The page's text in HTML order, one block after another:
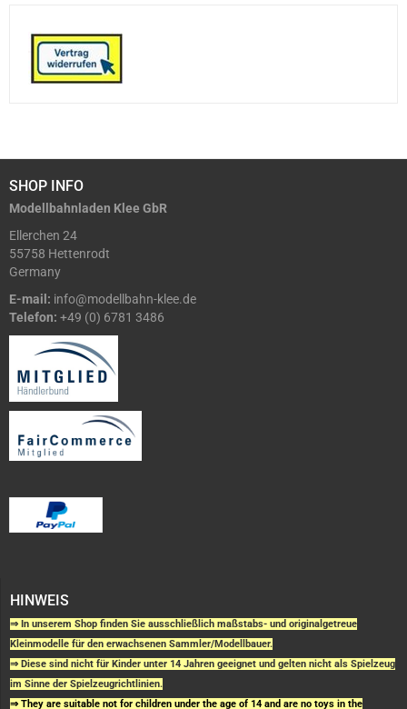
SHOP INFO
Modellbahnladen Klee GbR
Ellerchen 24
55758 Hettenrodt
Germany
E-mail: info@modellbahn-klee.de
Telefon: +49 (0) 6781 3486
HINWEIS
⇒ In unserem Shop finden Sie ausschließlich maßstabs- und originalgetreue
Kleinmodelle für den erwachsenen Sammler/Modellbauer.
⇒ Diese sind nicht für Kinder unter 14 Jahren geeignet und gelten nicht als Spielzeug
im Sinne der Spielzeugrichtlinien.
⇒ They are suitable not for children under the age of 14 and are no toys in the